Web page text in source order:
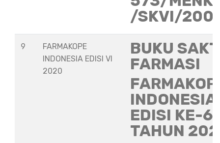
/SKVI/
9
FARMAKOPE
INDONESIA EDISI VI
2020
BUKU
FARMASI
INDONESIA
EDISI KE-6
TAHUN